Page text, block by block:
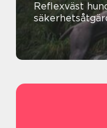
Reflexväst